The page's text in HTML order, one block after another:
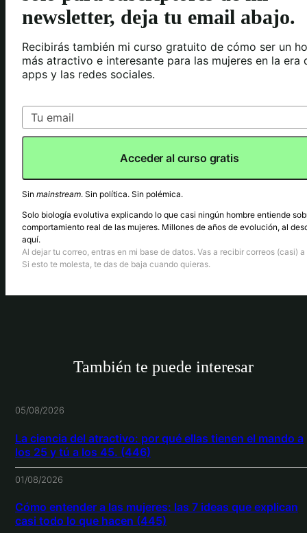
newsletter, deja tu email abajo.
Recibirás también mi curso gratuito de cómo ser un
más atractivo e interesante para las mujeres en la era
apps y las redes sociales.
Acceder al curso gratis
Sin mainstream. Sin política. Sin polémica.
Solo biología evolutiva explicando lo que casi ningún hombre entiende
comportamiento real de las mujeres. Millones de años de evolución, al
aquí.
Al dejar tu correo, entras en mi base de datos. Vas a recibir correos (casi)
Si esto te molesta, te das de baja cuando quieras.
También te puede interesar
05/08/2026
La ciencia del atractivo: por qué ellas tienen el mando a
los 25 y tú a los 45. (446)
01/08/2026
Cómo entender a las mujeres: las 7 ideas que explican
casi todo lo que hacen (445)